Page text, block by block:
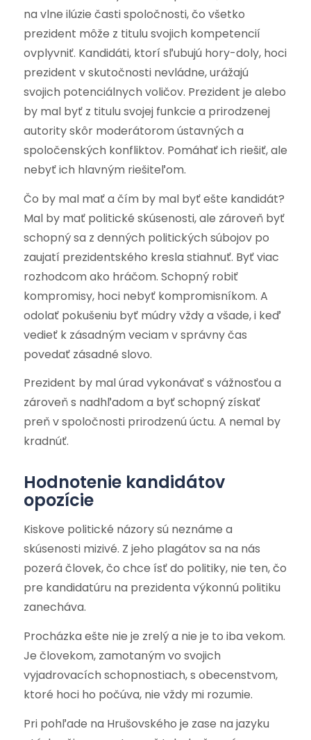
na vlne ilúzie časti spoločnosti, čo všetko
prezident môže z titulu svojich kompetencií
ovplyvniť. Kandidáti, ktorí sľubujú hory-doly, hoci
prezident v skutočnosti nevládne, urážajú
svojich potenciálnych voličov. Prezident je alebo
by mal byť z titulu svojej funkcie a prirodzenej
autority skôr moderátorom ústavných a
spoločenských konfliktov. Pomáhať ich riešiť, ale
nebyť ich hlavným riešiteľom.
Čo by mal mať a čím by mal byť ešte kandidát?
Mal by mať politické skúsenosti, ale zároveň byť
schopný sa z denných politických súbojov po
zaujatí prezidentského kresla stiahnuť. Byť viac
rozhodcom ako hráčom. Schopný robiť
kompromisy, hoci nebyť kompromisníkom. A
odolať pokušeniu byť múdry vždy a všade, i keď
vedieť k zásadným veciam v správny čas
povedať zásadné slovo.
Prezident by mal úrad vykonávať s vážnosťou a
zároveň s nadhľadom a byť schopný získať
preň v spoločnosti prirodzenú úctu. A nemal by
kradnúť.
Hodnotenie kandidátov
opozície
Kiskove politické názory sú neznáme a
skúsenosti mizivé. Z jeho plagátov sa na nás
pozerá človek, čo chce ísť do politiky, nie ten, čo
pre kandidatúru na prezidenta výkonnú politiku
zanecháva.
Procházka ešte nie je zrelý a nie je to iba vekom.
Je človekom, zamotaným vo svojich
vyjadrovacích schopnostiach, s obecenstvom,
ktoré hoci ho počúva, nie vždy mi rozumie.
Pri pohľade na Hrušovského je zase na jazyku